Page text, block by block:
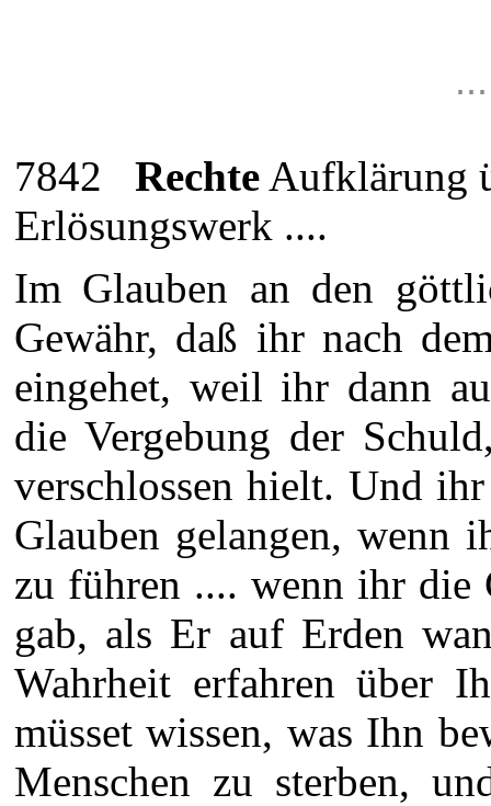
7842 Rechte Aufklärung
Erlösungswerk ....
Im Glauben an den
Gewähr, daß ihr nach
eingehet, weil ihr dann
die Vergebung der
verschlossen hielt. Und
Glauben gelangen, wenn
zu führen .... wenn ihr die
gab, als Er auf Erden
Wahrheit erfahren über
müsset wissen, was Ihn
Menschen zu sterben,